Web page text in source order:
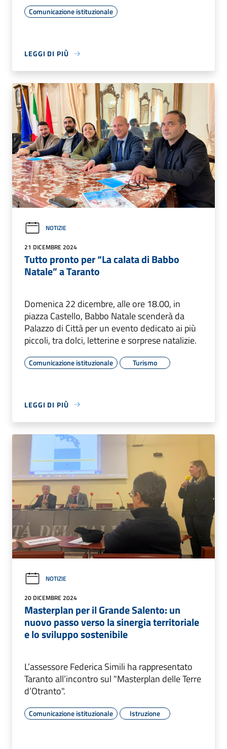
Comunicazione istituzionale
LEGGI DI PIÙ
NOTIZIE
21 DICEMBRE 2024
Tutto pronto per “La calata di Babbo
Natale” a Taranto
Domenica 22 dicembre, alle ore 18.00, in
piazza Castello, Babbo Natale scenderà da
Palazzo di Città per un evento dedicato ai più
piccoli, tra dolci, letterine e sorprese natalizie.
Comunicazione istituzionale Turismo
LEGGI DI PIÙ
NOTIZIE
20 DICEMBRE 2024
Masterplan per il Grande Salento: un
nuovo passo verso la sinergia territoriale
e lo sviluppo sostenibile
L’assessore Federica Simili ha rappresentato
Taranto all’incontro sul "Masterplan delle Terre
d’Otranto".
Comunicazione istituzionale Istruzione